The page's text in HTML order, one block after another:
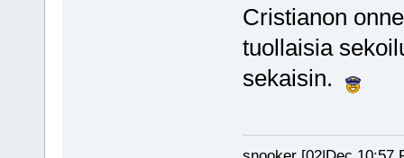
Cristianon
tuollaisia
sekaisin.